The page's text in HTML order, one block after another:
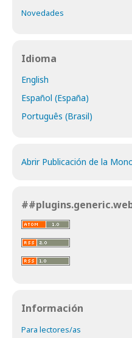
Novedades
Idioma
English
Español (España)
Português (Brasil)
Abrir Publicación de la
Información
Para lectores/as